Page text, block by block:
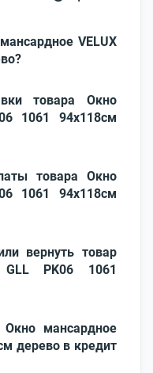
VELUX
товара Окно
1061 94x118см
товара Окно
1061 94x118см
вернуть товар
PK06 1061
мансардное
дерево в кредит